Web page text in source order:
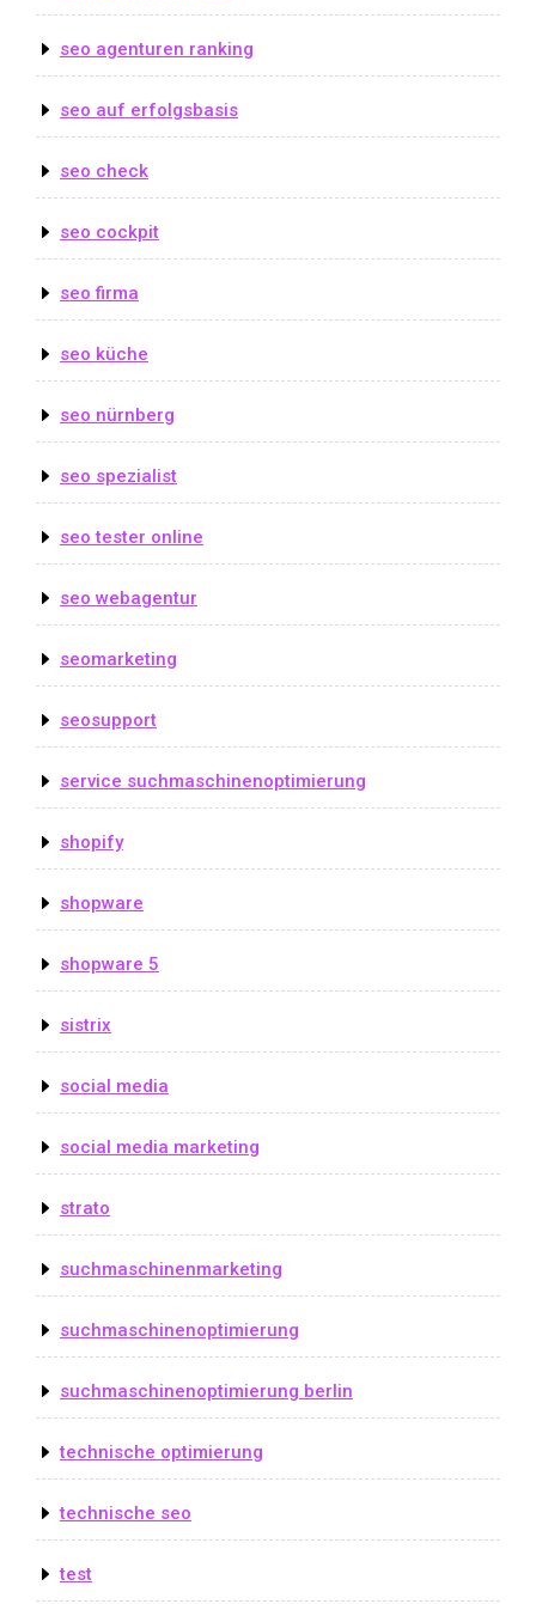
seo agenturen ranking
seo auf erfolgsbasis
seo check
seo cockpit
seo firma
seo küche
seo nürnberg
seo spezialist
seo tester online
seo webagentur
seomarketing
seosupport
service suchmaschinenoptimierung
shopify
shopware
shopware 5
sistrix
social media
social media marketing
strato
suchmaschinenmarketing
suchmaschinenoptimierung
suchmaschinenoptimierung berlin
technische optimierung
technische seo
test